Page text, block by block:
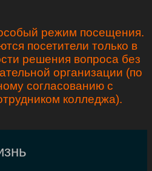
режим посещения.
посетители только в
решения вопроса без
организации (по
согласованию с
колледжа).